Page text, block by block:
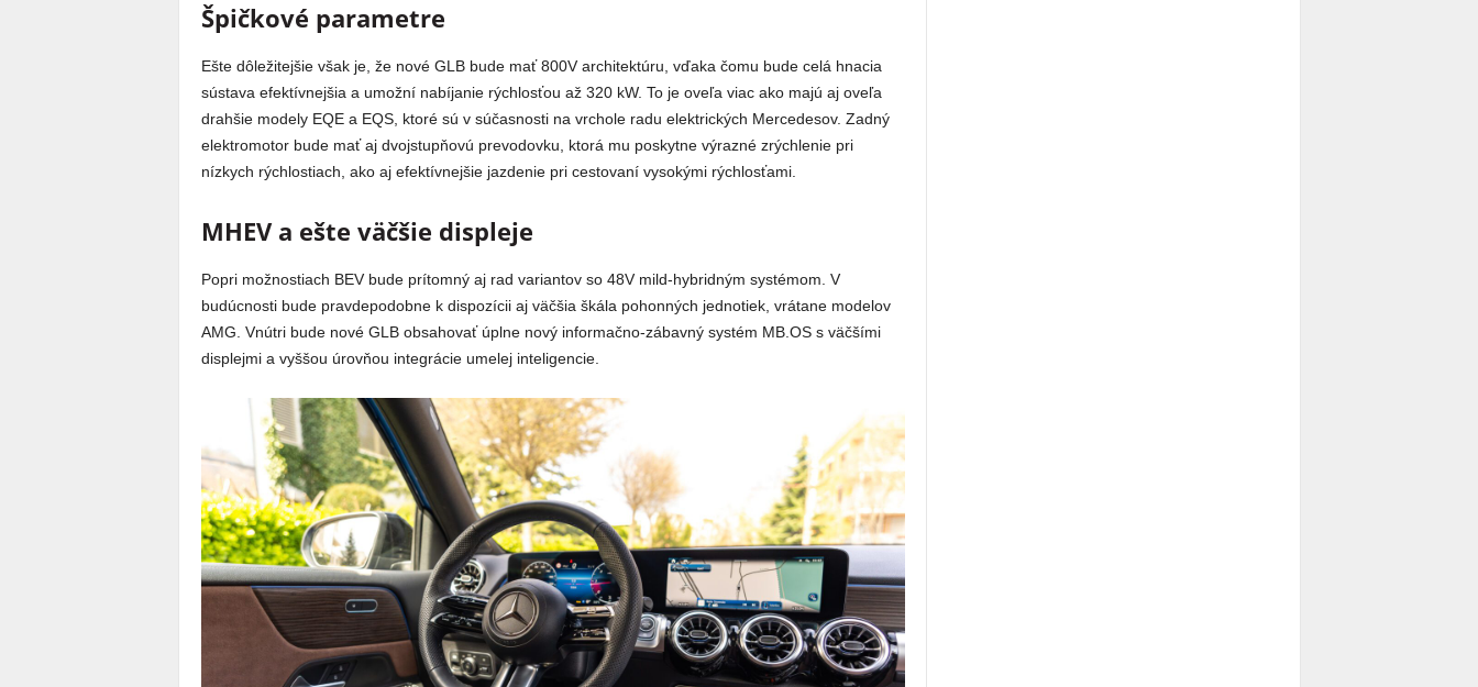
Špičkové parametre
Ešte dôležitejšie však je, že nové GLB bude mať 800V architektúru, vďaka čomu bude celá hnacia
sústava efektívnejšia a umožní nabíjanie rýchlosťou až 320 kW. To je oveľa viac ako majú aj oveľa
drahšie modely EQE a EQS, ktoré sú v súčasnosti na vrchole radu elektrických Mercedesov. Zadný
elektromotor bude mať aj dvojstupňovú prevodovku, ktorá mu poskytne výrazné zrýchlenie pri
nízkych rýchlostiach, ako aj efektívnejšie jazdenie pri cestovaní vysokými rýchlosťami.
MHEV a ešte väčšie displeje
Popri možnostiach BEV bude prítomný aj rad variantov so 48V mild-hybridným systémom. V
budúcnosti bude pravdepodobne k dispozícii aj väčšia škála pohonných jednotiek, vrátane modelov
AMG. Vnútri bude nové GLB obsahovať úplne nový informačno-zábavný systém MB.OS s väčšími
displejmi a vyššou úrovňou integrácie umelej inteligencie.